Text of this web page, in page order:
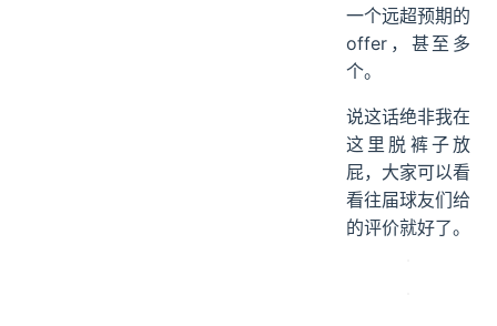
一个远超预期的
offer，甚至多
个。
说这话绝非我在
这里脱裤子放
屁，大家可以看
看往届球友们给
的评价就好了。